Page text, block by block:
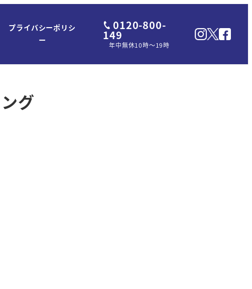
プライバシーポリシ
ー
0120-800-
149
年中無休10時～19時
グ